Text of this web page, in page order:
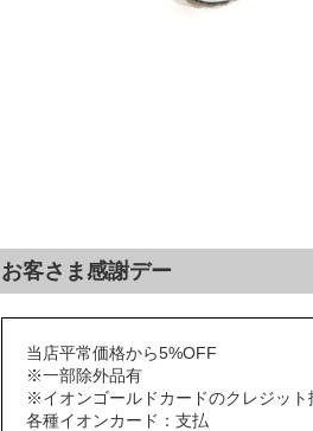
お客さま感謝デー
当店平常価格から5%OFF
※一部除外品有
※イオンゴールドカードのクレジッ
各種イオンカード：支払